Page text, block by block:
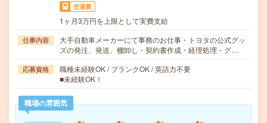
交通費
1ヶ月3万円を上限として実費支給
仕事内容
大手自動車メーカーにて事務のお仕事・トヨタの公式グッ
ズの発注、発送、棚卸し・契約書作成・経理処理・グ…
応募資格
職種未経験OK / ブランクOK / 英語力不要
■未経験OK！
職場の雰囲気